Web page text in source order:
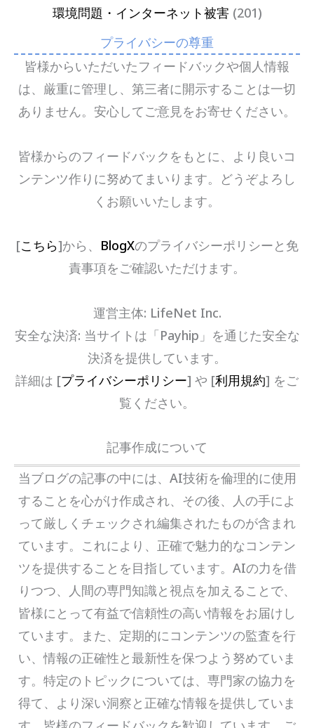
環境問題・インターネット被害(201)
プライバシーの尊重
皆様からいただいたフィードバックや個人情報
は、厳重に管理し、第三者に開示することは一切
ありません。安心してご意見をお寄せください。
皆様からのフィードバックをもとに、より良いコ
ンテンツ作りに努めてまいります。どうぞよろし
くお願いいたします。
[こちら]から、 BlogXのプライバシーポリシーと免
責事項をご確認いただけます。
運営主体: LifeNet Inc.
安全な決済: 当サイトは「Payhip」を通じた安全な
決済を提供しています。
詳細は [プライバシーポリシー] や [利用規約] をご
覧ください。
記事作成について
当ブログの記事の中には、AI技術を倫理的に使用
することを心がけ作成され、その後、人の手によ
って厳しくチェックされ編集されたものが含まれ
ています。これにより、正確で魅力的なコンテン
ツを提供することを目指しています。AIの力を借
りつつ、人間の専門知識と視点を加えることで、
皆様にとって有益で信頼性の高い情報をお届けし
ています。また、定期的にコンテンツの監査を行
い、情報の正確性と最新性を保つよう努めていま
す。特定のトピックについては、専門家の協力を
得て、より深い洞察と正確な情報を提供していま